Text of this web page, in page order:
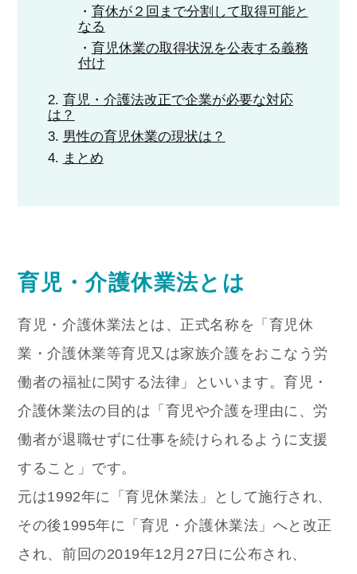
育休が２回まで分割して取得可能と
なる
育児休業の取得状況を公表する義務
付け
育児・介護法改正で企業が必要な対応
は？
男性の育児休業の現状は？
まとめ
育児・介護休業法とは
育児・介護休業法とは、正式名称を「育児休
業・介護休業等育児又は家族介護をおこなう労
働者の福祉に関する法律」といいます。育児・
介護休業法の目的は「育児や介護を理由に、労
働者が退職せずに仕事を続けられるように支援
すること」です。
元は1992年に「育児休業法」として施行され、
その後1995年に「育児・介護休業法」へと改正
され、前回の2019年12月27日に公布され、